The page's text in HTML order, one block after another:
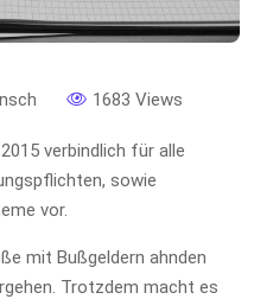
1683 Views
verbindlich für alle
sowie
vor.
mit Bußgeldern ahnden
Trotzdem macht es